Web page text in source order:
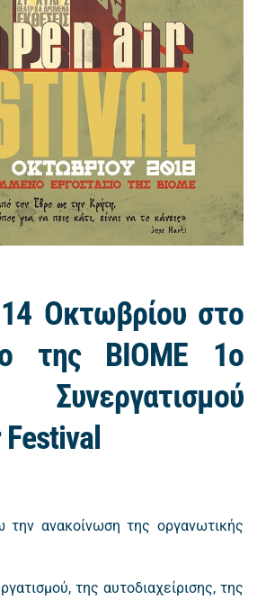
Οκτωβρίου στο
της ΒΙΟΜΕ 1ο
Συνεργατισμού
την ανακοίνωση της οργανωτικής
της αυτοδιαχείρισης, της